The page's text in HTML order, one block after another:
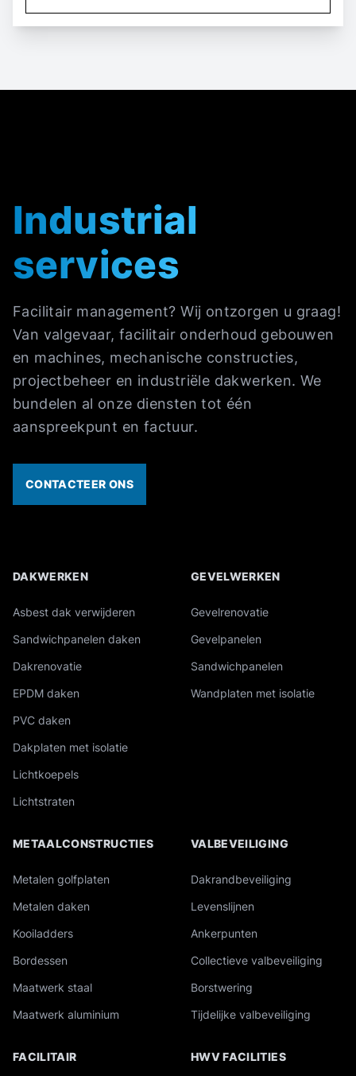
Industrial
services
Facilitair management? Wij ontzorgen u graag!
Van valgevaar, facilitair onderhoud gebouwen
en machines, mechanische constructies,
projectbeheer en industriële dakwerken. We
bundelen al onze diensten tot één
aanspreekpunt en factuur.
CONTACTEER ONS
Overzicht van onze industriële diensten
DAKWERKEN
Asbest dak verwijderen
Sandwichpanelen daken
Dakrenovatie
EPDM daken
PVC daken
Dakplaten met isolatie
Lichtkoepels
Lichtstraten
GEVELWERKEN
Gevelrenovatie
Gevelpanelen
Sandwichpanelen
Wandplaten met isolatie
METAALCONSTRUCTIES
Metalen golfplaten
Metalen daken
Kooiladders
Bordessen
Maatwerk staal
Maatwerk aluminium
VALBEVEILIGING
Dakrandbeveiliging
Levenslijnen
Ankerpunten
Collectieve valbeveiliging
Borstwering
Tijdelijke valbeveiliging
FACILITAIR HWV FACILITIES